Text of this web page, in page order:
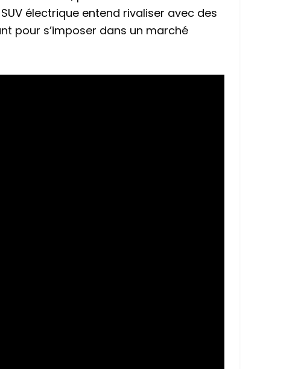
électrique entend rivaliser avec des
pour s’imposer dans un marché